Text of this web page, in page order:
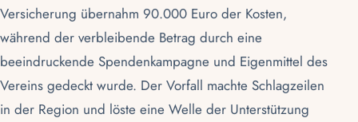
Versicherung übernahm 90.000 Euro der Kosten,
während der verbleibende Betrag durch eine
beeindruckende Spendenkampagne und Eigenmittel des
Vereins gedeckt wurde. Der Vorfall machte Schlagzeilen
in der Region und löste eine Welle der Unterstützung